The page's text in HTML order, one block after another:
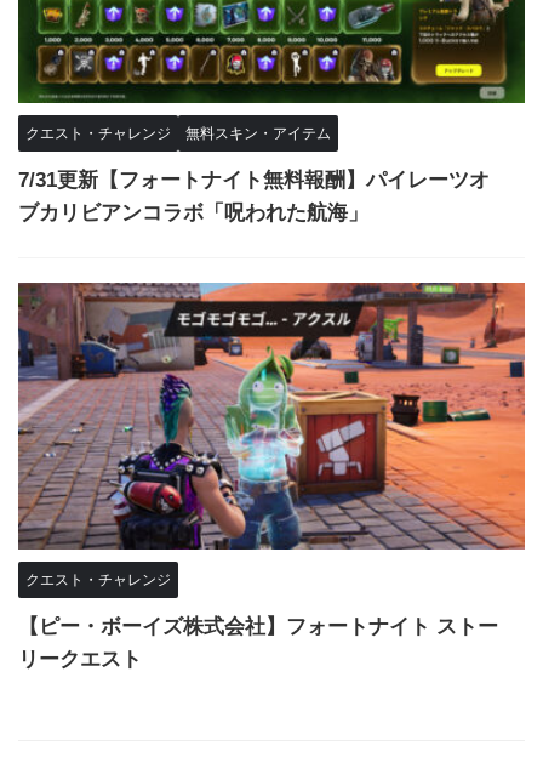
クエスト・チャレンジ 無料スキン・アイテム
7/31更新【フォートナイト無料報酬】パイレーツオ
ブカリビアンコラボ「呪われた航海」
クエスト・チャレンジ
【ピー・ボーイズ株式会社】フォートナイト ストー
リークエスト